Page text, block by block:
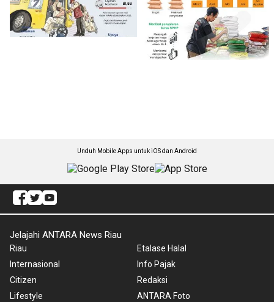
Unduh Mobile Apps untuk iOS dan Android
Jelajahi ANTARA News Riau
Riau
Internasional
Citizen
Lifestyle
Etalase Halal
Info Pajak
Redaksi
ANTARA Foto